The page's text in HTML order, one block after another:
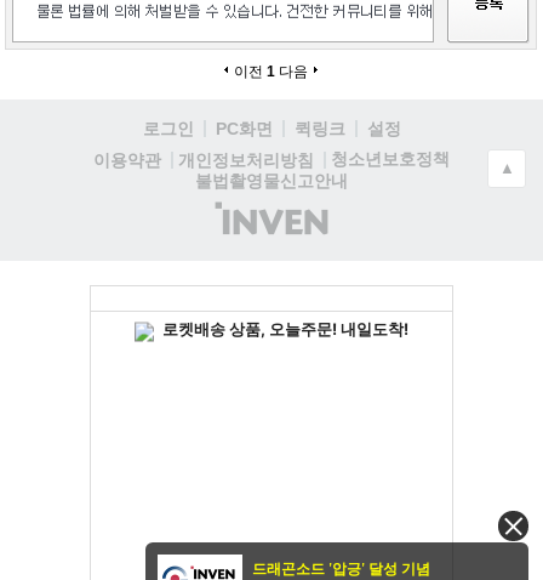
이전 1 다음
로그인 PC화면 퀵링크
설정
이용약관
개인정보처리방침
청소년보호정책
불법촬영물신고안내
(주)
인
▲
드래곤소드 '압긍' 달성 기념